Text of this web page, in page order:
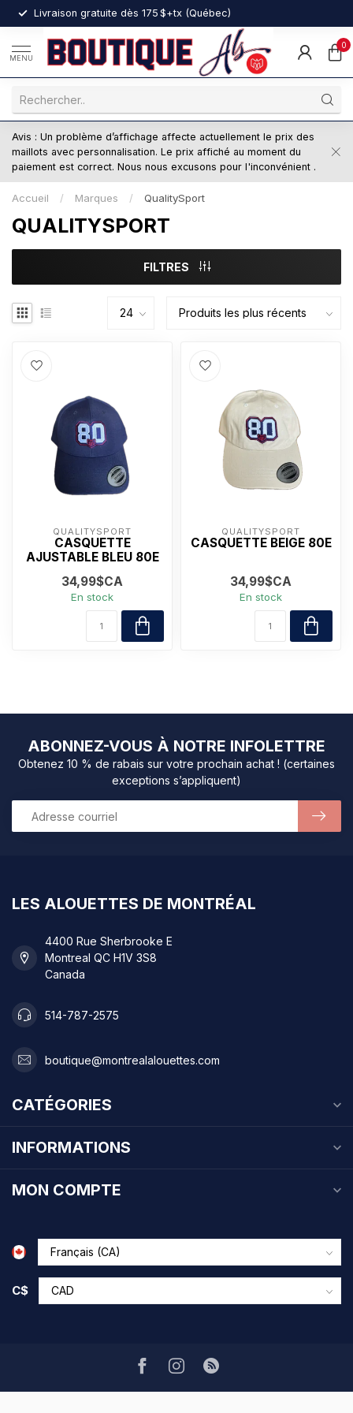
Livraison gratuite dès 175 $+tx (Québec)
MENU
0
Avis : Un problème d’affichage affecte actuellement le prix des
maillots avec personnalisation. Le prix affiché au moment du
paiement est correct. Nous nous excusons pour l'inconvénient .
Accueil / Marques / QualitySport
QUALITYSPORT
FILTRES
QUALITYSPORT
CASQUETTE
AJUSTABLE BLEU 80E
34,99$CA
En stock
QUALITYSPORT
CASQUETTE BEIGE 80E
34,99$CA
En stock
ABONNEZ-VOUS À NOTRE INFOLETTRE
Obtenez 10 % de rabais sur votre prochain achat ! (certaines
exceptions s’appliquent)
LES ALOUETTES DE MONTRÉAL
4400 Rue Sherbrooke E
Montreal QC H1V 3S8
Canada
514-787-2575
boutique@montrealalouettes.com
CATÉGORIES
INFORMATIONS
MON COMPTE
C$